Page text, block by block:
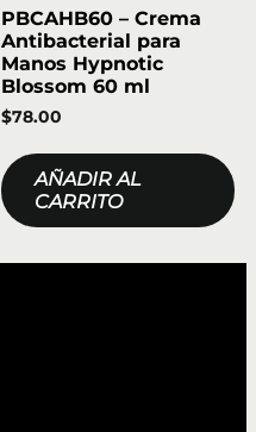
PBCAHB60 – Crema
Antibacterial para
Manos Hypnotic
Blossom 60 ml
$78.00
AÑADIR AL
CARRITO